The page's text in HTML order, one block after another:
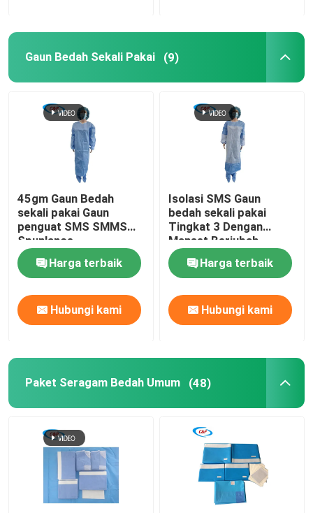
Gaun Bedah Sekali Pakai (9)
45gm Gaun Bedah
sekali pakai Gaun
penguat SMS SMMS
Spunlance
Harga terbaik
Hubungi kami
Isolasi SMS Gaun
bedah sekali pakai
Tingkat 3 Dengan
Manset Berjubah
Harga terbaik
Hubungi kami
Paket Seragam Bedah Umum (48)